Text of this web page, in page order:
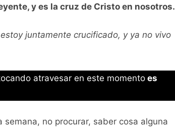
y es la cruz de Cristo en nosotros.
estoy juntamente crucificado, y ya no vivo
atravesar en este momento es
no procurar, saber cosa alguna